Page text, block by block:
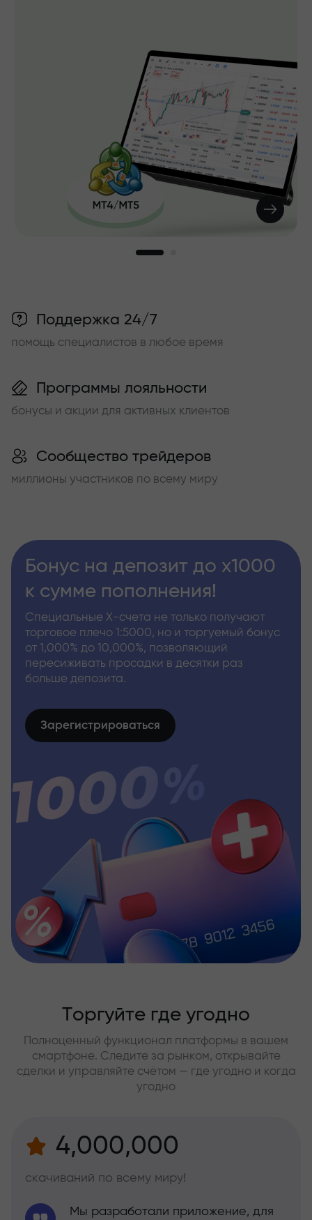
Поддержка 24/7
помощь специалистов в любое время
Программы лояльности
бонусы и акции для активных клиентов
Сообщество трейдеров
миллионы участников по всему миру
Бонус на депозит до х1000
к сумме пополнения!
Специальные Х-счета не только получают
торговое плечо 1:5000, но и торгуемый бонус
от 1,000% до 10,000%, позволяющий
пересиживать просадки в десятки раз
больше депозита.
Зарегистрироваться
Торгуйте где угодно
Полноценный функционал платформы в вашем
смартфоне. Следите за рынком, открывайте
сделки и управляйте счётом — где угодно и когда
угодно
4,000,000
скачиваний по всему миру!
Мы разработали приложение, для